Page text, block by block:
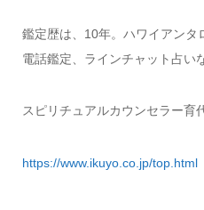
鑑定歴は、10年。ハワイアンタ
電話鑑定、ラインチャット占い
スピリチュアルカウンセラー育
https://www.ikuyo.co.jp/top.html